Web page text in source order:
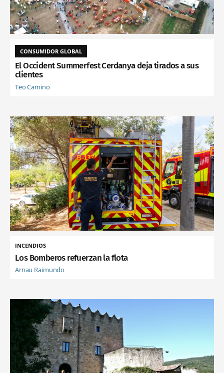
CONSUMIDOR GLOBAL
El Occident Summerfest Cerdanya deja tirados a sus
clientes
Teo Camino
INCENDIOS
Los Bomberos refuerzan la flota
Arnau Raimundo